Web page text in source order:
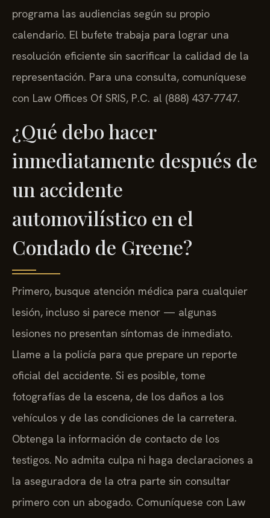
programa las audiencias según su propio
calendario. El bufete trabaja para lograr una
resolución eficiente sin sacrificar la calidad de la
representación. Para una consulta, comuníquese
con Law Offices Of SRIS, P.C. al (888) 437-7747.
¿Qué debo hacer
inmediatamente después de
un accidente
automovilístico en el
Condado de Greene?
Primero, busque atención médica para cualquier
lesión, incluso si parece menor — algunas
lesiones no presentan síntomas de inmediato.
Llame a la policía para que prepare un reporte
oficial del accidente. Si es posible, tome
fotografías de la escena, de los daños a los
vehículos y de las condiciones de la carretera.
Obtenga la información de contacto de los
testigos. No admita culpa ni haga declaraciones a
la aseguradora de la otra parte sin consultar
primero con un abogado. Comuníquese con Law